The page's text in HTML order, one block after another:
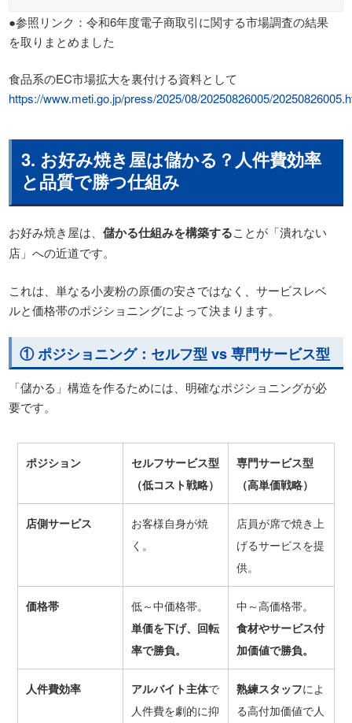
●参照リンク：令和6年度電子商取引に関する市場調査の結果
を取りまとめました
食品系のEC市場拡大を裏付ける資料として
https://www.meti.go.jp/press/2025/08/20250826005/
3. お好み焼き屋は儲かる？人件費効率
と品質で勝つ仕組み
お好み焼き屋は、儲かる仕組みを構築することが「潰れない
店」への近道です。
これは、単なる小麦粉の原価の安さではなく、サービスレベ
ルと価格帯のポジショニングによって決まります。
① ポジショニング：セルフ型 vs 専門サービス型
「儲かる」構造を作るためには、明確なポジショニングが必
要です。
ポジション
セルフサービス型
（低コスト戦略）
専門サービス型
（高単価戦略）
店側サービス
お客様自身が焼
く。
店員が席で焼き上
げるサービスを提
供。
価格帯
低～中価格帯。
単価を下げ、回転
率で勝負。
中～高価格帯。
食材やサービス付
加価値で勝負。
人件費効率 アルバイト主体で
人件費を劇的に抑
熟練スタッフによ
る高付加価値で人